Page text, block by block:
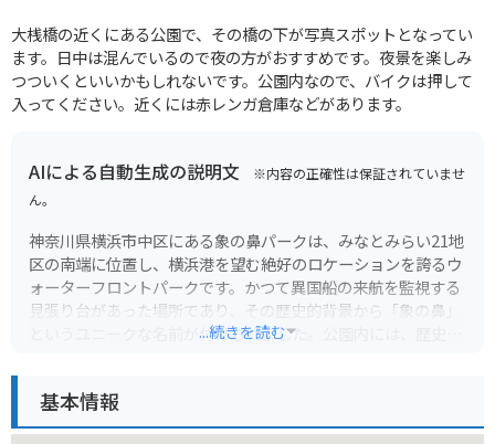
大桟橋の近くにある公園で、その橋の下が写真スポットとなってい
ます。日中は混んでいるので夜の方がおすすめです。夜景を楽しみ
つついくといいかもしれないです。公園内なので、バイクは押して
入ってください。近くには赤レンガ倉庫などがあります。
AIによる自動生成の説明文 ※内容の正確性は保証されていませ
ん。
神奈川県横浜市中区にある象の鼻パークは、みなとみらい21地
区の南端に位置し、横浜港を望む絶好のロケーションを誇るウ
ォーターフロントパークです。かつて異国船の来航を監視する
見張り台があった場所であり、その歴史的背景から「象の鼻」
というユニークな名前が付けられました。公園内には、歴史的
象の鼻パークは、イベント会場としても活用されており、年間
...続きを読む
基本情報